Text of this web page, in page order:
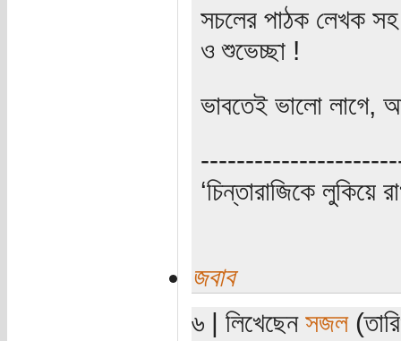
সচলের পাঠক লেখক সহ
ও শুভেচ্ছা !
ভাবতেই ভালো লাগে,
‘চিন্তারাজিকে লুকিয়ে
জবাব
৬ | লিখেছেন সজল